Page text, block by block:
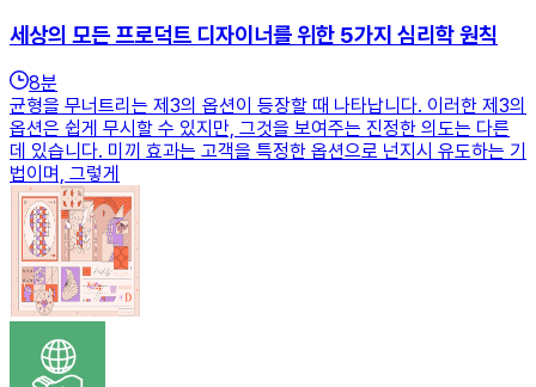
세상의 모든 프로덕트 디자이너를 위한 5가지 심리학 원칙
8분
균형을 무너트리는 제3의 옵션이 등장할 때 나타납니다. 이러한 제3의
옵션은 쉽게 무시할 수 있지만, 그것을 보여주는 진정한 의도는 다른
데 있습니다. 미끼 효과는 고객을 특정한 옵션으로 넌지시 유도하는 기
법이며, 그렇게